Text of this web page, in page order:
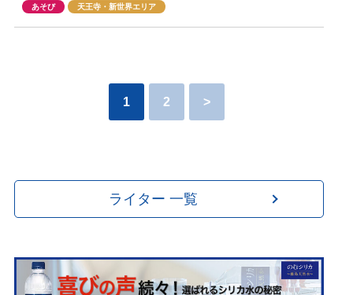
あそび 天王寺・新世界エリア
1 2 >
ライター 一覧